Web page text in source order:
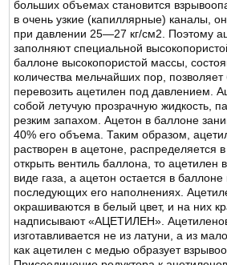
больших объемах становится
в очень узкие (капиллярные) каналы,
при давлении 25—27 кг/см2. Поэтому
заполняют специальной
баллоне высокопористой массы,
количества мельчайших пор, позволяет
перевозить ацетилен под давлением.
собой летучую прозрачную жидкость,
резким запахом. Ацетон в баллоне
40% его объема. Таким образом,
растворен в ацетоне, распределяется
открыть вентиль баллона, то ацетилен
виде газа, а ацетон остается в баллоне
последующих его наполнениях.
окрашиваются в белый цвет, и на них
надписывают «АЦЕТИЛЕН».
изготавливается не из латуни, а из
как ацетилен с медью образует